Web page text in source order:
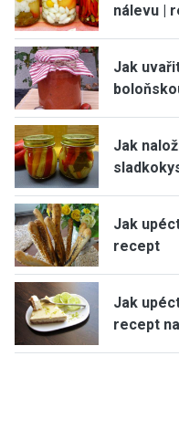
nálevu |
Jak
Jak
Jak
recept
Jak
recept